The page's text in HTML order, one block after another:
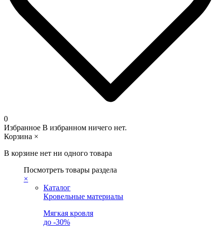
0
Избранное В избранном ничего нет.
Корзина ×
В корзине нет ни одного товара
Посмотреть товары раздела
×
Каталог
Кровельные материалы
Мягкая кровля
до -30%